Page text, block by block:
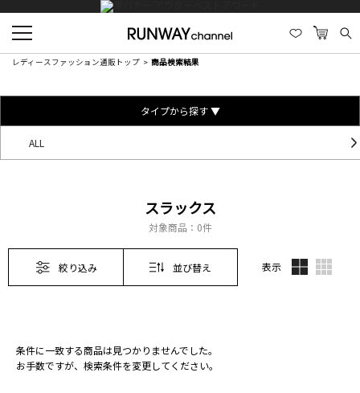
レディースファッション通販トップ 商品検索結果
タイプから探す ▼
ALL
スラックス
対象商品： 0件
絞り込み 並び替え 表示
条件に一致する商品は見つかりませんでした。
お手数ですが、検索条件を変更してください。